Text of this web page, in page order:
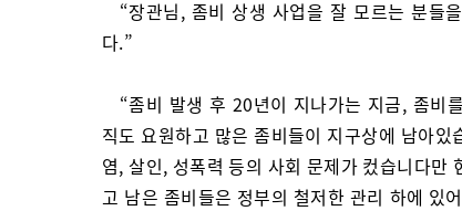
“장관님, 좀비 상생 사업을 잘 모르는 분들
다.”
“좀비 발생 후 20년이 지나가는 지금, 좀비
직도 요원하고 많은 좀비들이 지구상에 남아
염, 살인, 성폭력 등의 사회 문제가 컸습니다만
고 남은 좀비들은 정부의 철저한 관리 하에 있